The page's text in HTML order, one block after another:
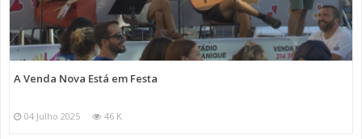
A Venda Nova Está em Festa
04 Julho 2025 46 K